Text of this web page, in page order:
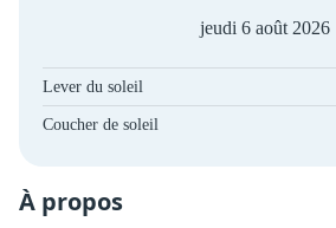
jeudi 6 août 2026
Lever du soleil
Coucher de soleil
À propos